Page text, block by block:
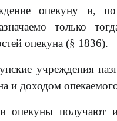
опекуну и,
только
опекуна (§ 1836).
учреждения
и доходом
получают